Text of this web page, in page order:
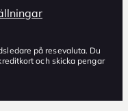
på resevaluta. Du
och skicka pengar